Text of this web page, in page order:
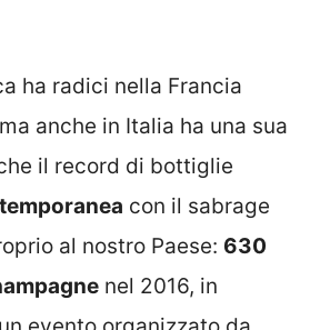
ha radici nella Francia
anche in Italia ha una sua
il record di bottiglie
con il sabrage
al nostro Paese: 630
nel 2016, in